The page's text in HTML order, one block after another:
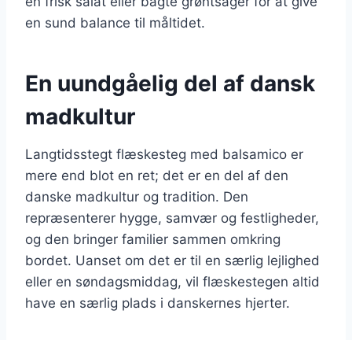
en sund balance til måltidet.
En uundgåelig del af dansk
madkultur
Langtidsstegt flæskesteg med balsamico er
mere end blot en ret; det er en del af den
danske madkultur og tradition. Den
repræsenterer hygge, samvær og festligheder,
og den bringer familier sammen omkring
bordet. Uanset om det er til en særlig lejlighed
eller en søndagsmiddag, vil flæskestegen altid
have en særlig plads i danskernes hjerter.